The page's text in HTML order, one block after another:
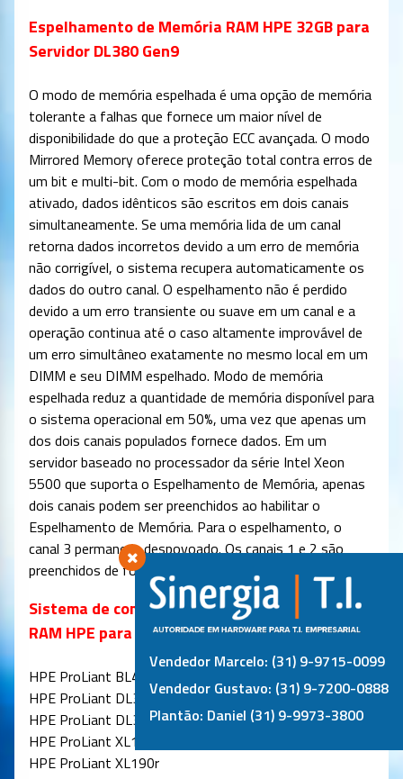
Espelhamento de Memória RAM HPE 32GB para
Servidor DL380 Gen9
O modo de memória espelhada é uma opção de memória
tolerante a falhas que fornece um maior nível de
disponibilidade do que a proteção ECC avançada. O modo
Mirrored Memory oferece proteção total contra erros de
um bit e multi-bit. Com o modo de memória espelhada
ativado, dados idênticos são escritos em dois canais
simultaneamente. Se uma memória lida de um canal
retorna dados incorretos devido a um erro de memória
não corrigível, o sistema recupera automaticamente os
dados do outro canal. O espelhamento não é perdido
devido a um erro transiente ou suave em um canal e a
operação continua até o caso altamente improvável de
um erro simultâneo exatamente no mesmo local em um
DIMM e seu DIMM espelhado. Modo de memória
espelhada reduz a quantidade de memória disponível para
o sistema operacional em 50%, uma vez que apenas um
dos dois canais populados fornece dados. Em um
servidor baseado no processador da série Intel Xeon
5500 que suporta o Espelhamento de Memória, apenas
dois canais podem ser preenchidos ao habilitar o
Espelhamento de Memória. Para o espelhamento, o
canal 3 permanece despovoado. Os canais 1 e 2 são
preenchidos de forma idêntica.
Sistema de compatibilidade entre a Memória
RAM HPE para Servidor DL380 Gen 9:
HPE ProLiant BL460c
HPE ProLiant DL360
HPE ProLiant DL380
HPE ProLiant XL170r
HPE ProLiant XL190r
Vendedor Marcelo: (31) 9-9715-0099
Vendedor Gustavo: (31) 9-7200-0888
Plantão: Daniel (31) 9-9973-3800